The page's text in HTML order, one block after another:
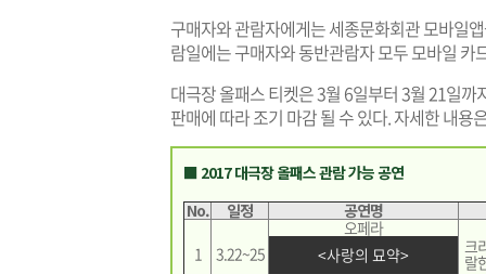
구매자와 관람자에게는 세종문화회관 모바일
람일에는 구매자와 동반관람자 모두 모바일 카
대극장 올패스 티켓은 3월 6일부터 3월 21일
판매에 따라 조기 마감 될 수 있다. 자세한 내
■ 2017 대극장 올패스 관람 가능 공연
No.
일정
공연명
1
3.22~25
오페라
<사랑의 묘약>
크
랄